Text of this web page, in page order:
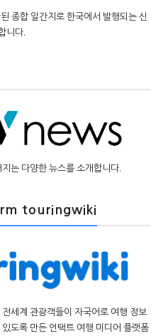
종합 일간지로 한국에서 발행되는 신
니다.
는 다양한 뉴스를 소개합니다.
touringwiki
세계 관광객들이 자국어로 여행 정보
도록 만든 언택트 여행 미디어 플랫폼